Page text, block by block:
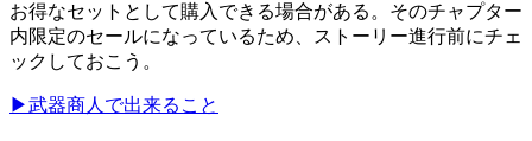
お得なセットとして購入できる場合がある。そのチャプター
内限定のセールになっているため、ストーリー進行前にチェ
ックしておこう。
▶武器商人で出来ること